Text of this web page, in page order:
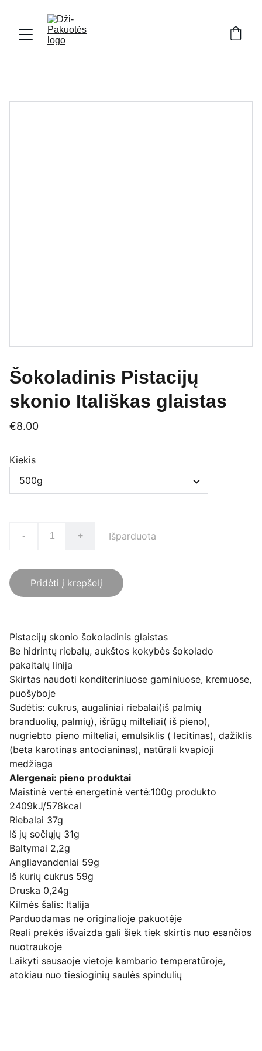
Šokoladinis Pistacijų
skonio Itališkas glaistas
€8.00
Kiekis
- + Išparduota
Pridėti į krepšelį
Pistacijų skonio šokoladinis glaistas
Be hidrintų riebalų, aukštos kokybės šokolado
pakaitalų linija
Skirtas naudoti konditeriniuose gaminiuose, kremuose,
puošyboje
Sudėtis: cukrus, augaliniai riebalai(iš palmių
branduolių, palmių), išrūgų milteliai( iš pieno),
nugriebto pieno milteliai, emulsiklis ( lecitinas), dažiklis
(beta karotinas antocianinas), natūrali kvapioji
medžiaga
Alergenai: pieno produktai
Maistinė vertė energetinė vertė:100g produkto
2409kJ/578kcal
Riebalai 37g
Iš jų sočiųjų 31g
Baltymai 2,2g
Angliavandeniai 59g
Iš kurių cukrus 59g
Druska 0,24g
Kilmės šalis: Italija
Parduodamas ne originalioje pakuotėje
Reali prekės išvaizda gali šiek tiek skirtis nuo esančios
nuotraukoje
Laikyti sausaoje vietoje kambario temperatūroje,
atokiau nuo tiesioginių saulės spindulių